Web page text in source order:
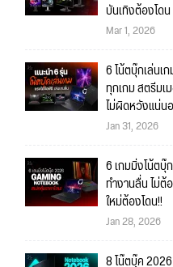
บันเทิงต้องโด
Mar 1, 2026
6 โน้ตบุ๊กเล่น
ทุกเกม สตรีมเ
ไม่ผิดหวังแน่น
Jan 31, 2026
6 เกมมิ่งโน้ตบุ๊
ทำงานลื่น ไม่ต้
ใหม่ต้องโดน!!
Jan 28, 2026
8 โน๊ตบุ๊ค